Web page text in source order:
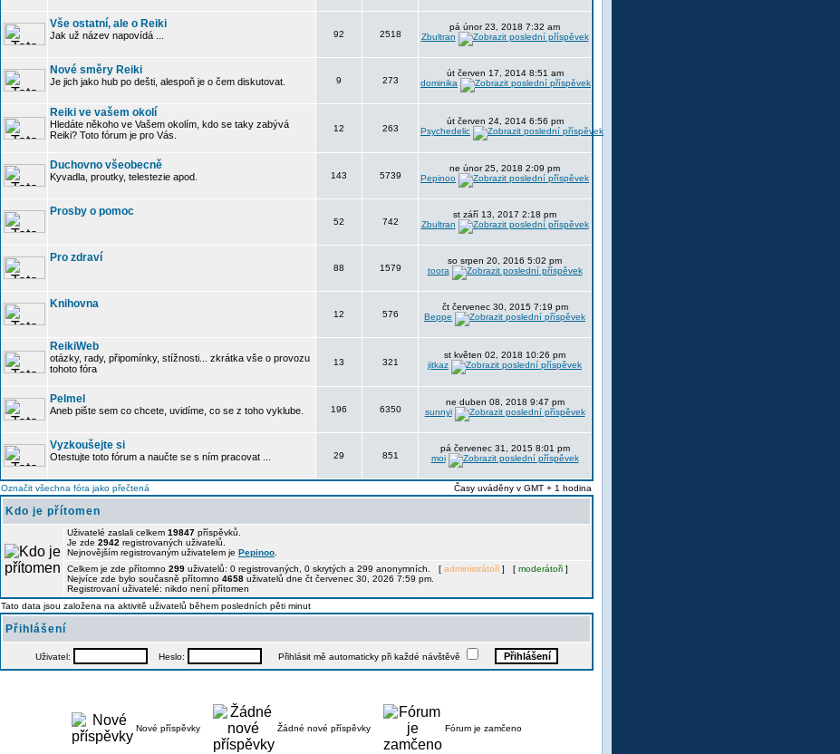
Vše ostatní, ale o Reiki
Jak už název napovídá ... 92 2518
pá únor 23, 2018 7:32 am
Zbultran
Nové směry Reiki
Je jich jako hub po dešti, alespoň je o čem diskutovat. 9 273
út červen 17, 2014 8:51 am
dominika
Reiki ve vašem okolí
Hledáte někoho ve Vašem okolím, kdo se taky zabývá
Reiki? Toto fórum je pro Vás.
12 263
út červen 24, 2014 6:56 pm
Psychedelic
Duchovno všeobecně
Kyvadla, proutky, telestezie apod. 143 5739
ne únor 25, 2018 2:09 pm
Pepinoo
Prosby o pomoc
52 742
st září 13, 2017 2:18 pm
Zbultran
Pro zdraví
88 1579
so srpen 20, 2016 5:02 pm
toora
Knihovna
12 576
čt červenec 30, 2015 7:19 pm
Beppe
ReikiWeb
otázky, rady, připomínky, stížnosti... zkrátka vše o provozu
tohoto fóra
13 321
st květen 02, 2018 10:26 pm
jitkaz
Pelmel
Aneb pište sem co chcete, uvidíme, co se z toho vyklube. 196 6350
ne duben 08, 2018 9:47 pm
sunnyi
Vyzkoušejte si
Otestujte toto fórum a naučte se s ním pracovat ... 29 851
pá červenec 31, 2015 8:01 pm
moi
Označit všechna fóra jako přečtená Časy uváděny v GMT + 1 hodina
Kdo je přítomen
Uživatelé zaslali celkem 19847 příspěvků.
Je zde 2942 registrovaných uživatelů.
Nejnovějším registrovaným uživatelem je Pepinoo
Celkem je zde přítomno 299 uživatelů: 0 registrovaných, 0 skrytých a 299 anonymních. [ administrátoři ] [ moderátoři ]
Nejvíce zde bylo současně přítomno 4658 uživatelů dne čt červenec 30, 2026 7:59 pm.
Registrovaní uživatelé: nikdo není přítomen
Tato data jsou založena na aktivitě uživatelů během posledních pěti minut
Přihlášení
Uživatel: Heslo: Přihlásit mě automaticky při každé návštěvě
Nové příspěvky Žádné nové příspěvky Fórum je zamčeno